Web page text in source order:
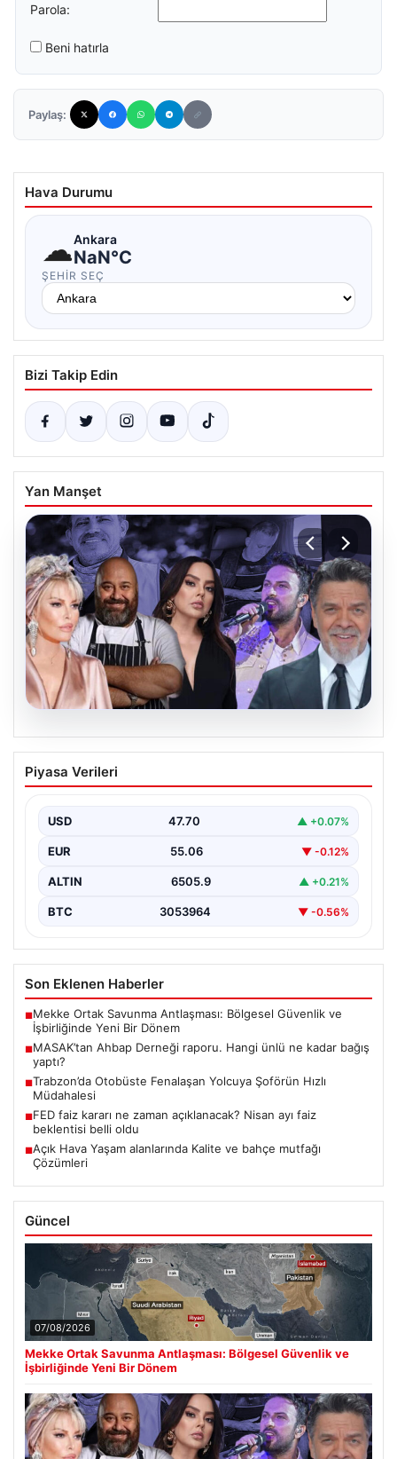
Parola:
Beni hatırla
Paylaş:
Hava Durumu
☁Ankara
NaN°C
ŞEHIR SEÇ
Bizi Takip Edin
Yan Manşet
06.08.2026
MASAK’tan Ahbap Derneği raporu.
Hangi ünlü ne kadar bağış yaptı?
Bağışları ve Paranın Akibeti", "content": "Son dönemde
kamuoyunun…
Piyasa Verileri
USD 47.70 ▲ +0.07%
EUR 55.06 ▼ -0.12%
ALTIN 6505.9 ▲ +0.21%
BTC 3053964 ▼ -0.56%
Son Eklenen Haberler
■Mekke Ortak Savunma Antlaşması: Bölgesel Güvenlik ve
İşbirliğinde Yeni Bir Dönem
■MASAK’tan Ahbap Derneği raporu. Hangi ünlü ne kadar bağış
yaptı?
■Trabzon’da Otobüste Fenalaşan Yolcuya Şoförün Hızlı
Müdahalesi
■FED faiz kararı ne zaman açıklanacak? Nisan ayı faiz
beklentisi belli oldu
■Açık Hava Yaşam alanlarında Kalite ve bahçe mutfağı
Çözümleri
Güncel
07/08/2026
Mekke Ortak Savunma Antlaşması: Bölgesel Güvenlik ve
İşbirliğinde Yeni Bir Dönem